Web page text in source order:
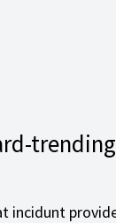
trending
incidunt